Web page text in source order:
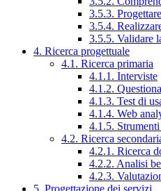
3.5.3.
3.5.4.
3.5.5. Validare
4. Ricerca progettuale
4.1. Ricerca primaria
4.1.1. Interviste
4.1.2.
4.1.3. Test di
4.1.4. Web
4.1.5.
4.2. Ricerca
4.2.1. Ricerca
4.2.2. Analisi
4.2.3.
5. Progettazione dei servizi